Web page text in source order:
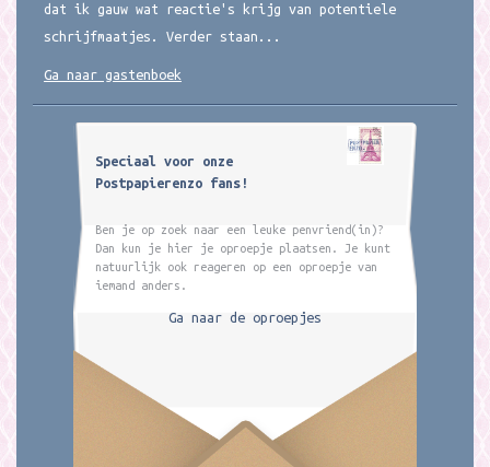
dat ik gauw wat reactie's krijg van potentiele
schrijfmaatjes. Verder staan...
Ga naar gastenboek
Speciaal voor onze
Postpapierenzo fans!
Ben je op zoek naar een leuke penvriend(in)?
Dan kun je hier je oproepje plaatsen. Je kunt
natuurlijk ook reageren op een oproepje van
iemand anders.
Ga naar de oproepjes